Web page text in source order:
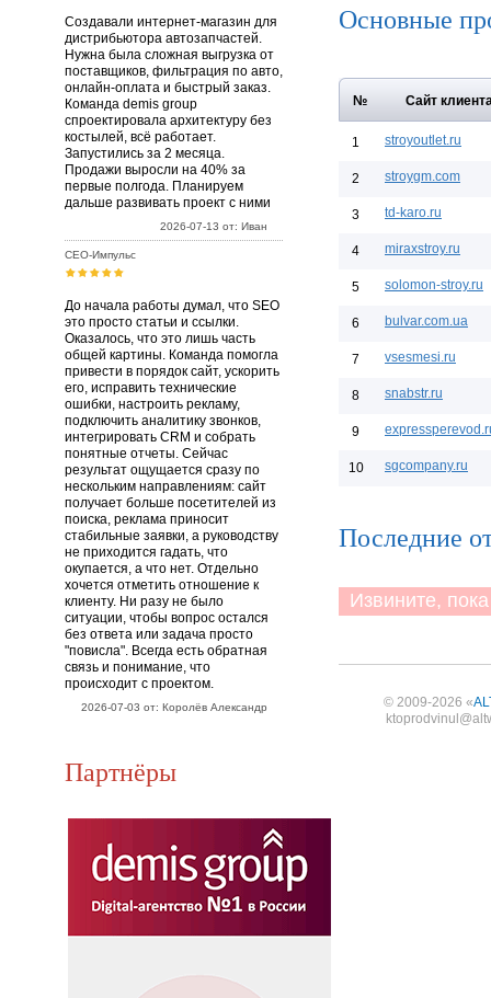
Создавали интернет-магазин для
дистрибьютора автозапчастей.
Нужна была сложная выгрузка от
поставщиков, фильтрация по авто,
онлайн-оплата и быстрый заказ.
Команда demis group
спроектировала архитектуру без
костылей, всё работает.
Запустились за 2 месяца.
Продажи выросли на 40% за
первые полгода. Планируем
дальше развивать проект с ними
2026-07-13 от: Иван
СЕО-Импульс
До начала работы думал, что SEO
это просто статьи и ссылки.
Оказалось, что это лишь часть
общей картины. Команда помогла
привести в порядок сайт, ускорить
его, исправить технические
ошибки, настроить рекламу,
подключить аналитику звонков,
интегрировать CRM и собрать
понятные отчеты. Сейчас
результат ощущается сразу по
нескольким направлениям: сайт
получает больше посетителей из
поиска, реклама приносит
стабильные заявки, а руководству
не приходится гадать, что
окупается, а что нет. Отдельно
хочется отметить отношение к
клиенту. Ни разу не было
ситуации, чтобы вопрос остался
без ответа или задача просто
"повисла". Всегда есть обратная
связь и понимание, что
происходит с проектом.
2026-07-03 от: Королёв Александр
Партнёры
Основные
№ Сайт
1 stroyoutlet.ru
2 stroygm.com
3 td-karo.ru
4 miraxstroy.ru
5 solomon-stroy.ru
6 bulvar.com.ua
7 vsesmesi.ru
8 snabstr.ru
9
10 sgcompany.ru
Последние
Извините,
© 2009-2026 «